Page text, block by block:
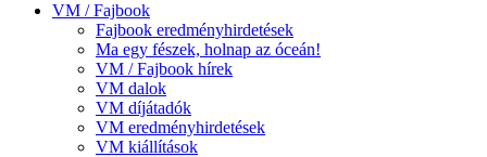
VM / Fajbook
Fajbook eredményhirdetések
Ma egy fészek, holnap az óceán!
VM / Fajbook hírek
VM dalok
VM díjátadók
VM eredményhirdetések
VM kiállítások